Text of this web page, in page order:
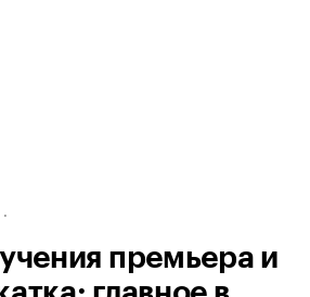
премьера и